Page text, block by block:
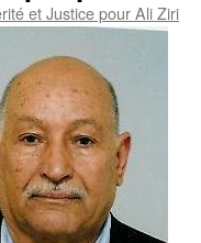
et Justice pour Ali Ziri